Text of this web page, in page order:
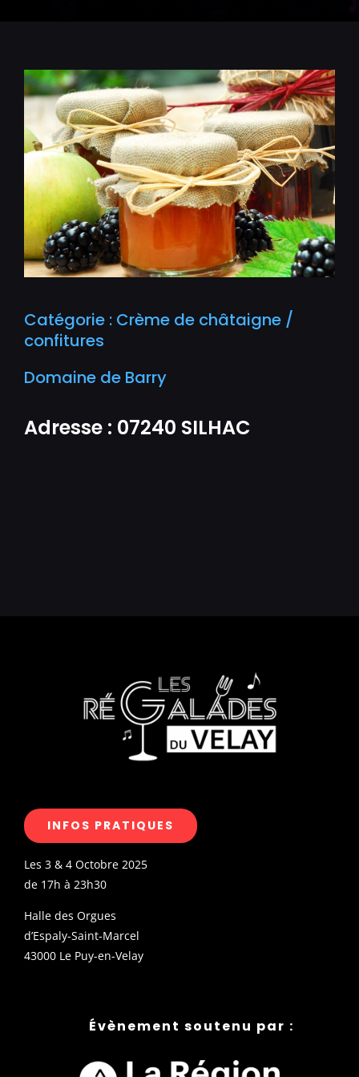
Catégorie : Crème de châtaigne /
confitures
Domaine de Barry
Adresse : 07240 SILHAC
INFOS PRATIQUES
Les 3 & 4 Octobre 2025
de 17h à 23h30
Halle des Orgues
d’Espaly-Saint-Marcel
43000 Le Puy-en-Velay
Évènement soutenu par :